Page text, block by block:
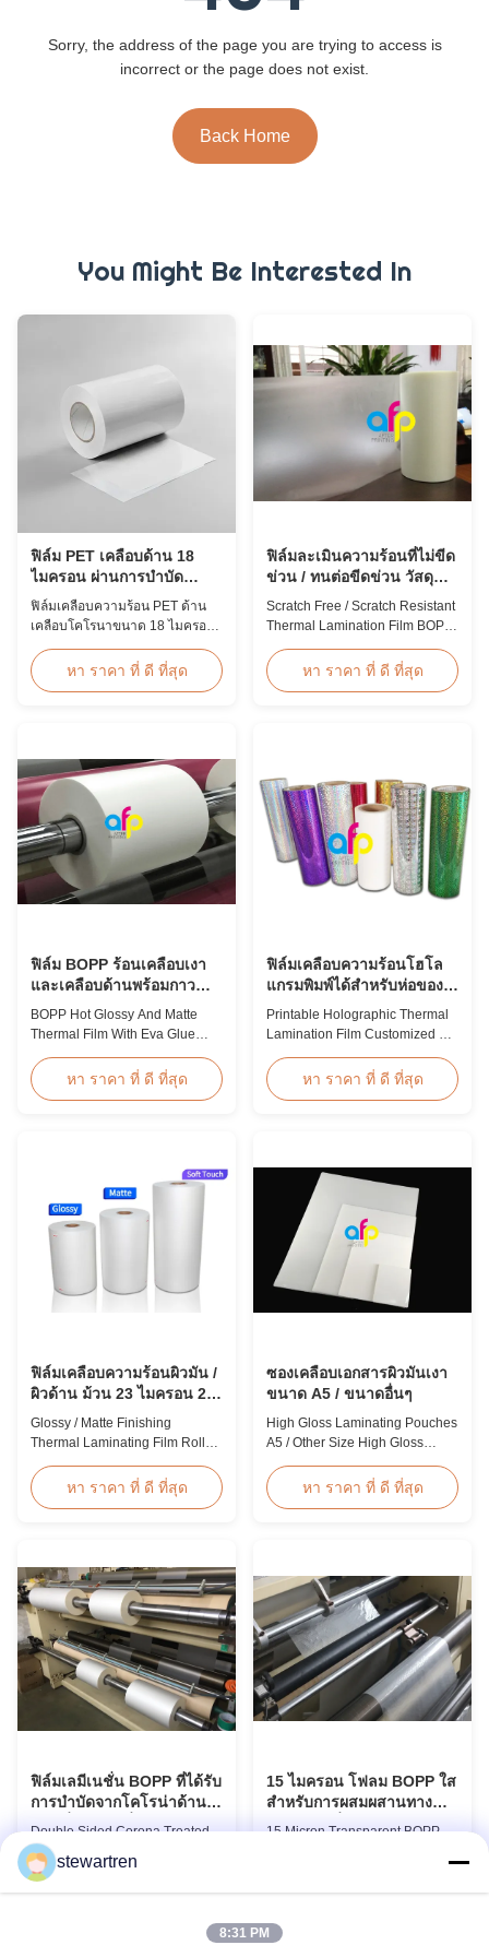
Sorry, the address of the page you are trying to access is
incorrect or the page does not exist.
Back Home
You Might Be Interested In
ฟิล์ม PET เคลือบด้าน 18
ไมครอน ผ่านการบำบัด
โคโรนาสำหรับบัตรประจำ
ตัว
ฟิล์มเคลือบความร้อน PET ด้าน
เคลือบโคโรนาขนาด 18 ไมครอน
MPa ออกแบบมาเป็นพิเศษสำหรับ
บัตรประจำตัว ตราสัญลักษณ์ และ
หา ราคา ที่ ดี ที่สุด
ฟิล์มละเมินความร้อนที่ไม่ขีด
ข่วน / ทนต่อขีดข่วน วัสดุ
BOPP
Scratch Free / Scratch Resistant
Thermal Lamination Film BOPP
scratch thermal lamination film
(also known as scratch free
coating on one ...
หา ราคา ที่ ดี ที่สุด
ฟิล์ม BOPP ร้อนเคลือบเงา
และเคลือบด้านพร้อมกาว
EVA
BOPP Hot Glossy And Matte
Thermal Film With Eva Glue
pollution-free thermal film
featuring high transparency,
characteristics. This product is
primarily ...
หา ราคา ที่ ดี ที่สุด
ฟิล์มเคลือบความร้อนโฮโล
แกรมพิมพ์ได้สำหรับห่อของ
ขวัญ
Printable Holographic Thermal
Lamination Film Customized For
Holographic Thermal
Lamination Film for Gift
broad selection of designs
specifically for gift wrapping
applications. Laser ...
หา ราคา ที่ ดี ที่สุด
ฟิล์มเคลือบความร้อนผิวมัน /
ผิวด้าน ม้วน 23 ไมครอน 25
ไมครอน
Glossy / Matte Finishing
Thermal Laminating Film Roll
Thermal Laminating Film Roll
Thermal Laminating Film Roll is
machines. Available in two
finishings: Glossy (also called
Bright ...
หา ราคา ที่ ดี ที่สุด
ซองเคลือบเอกสารผิวมันเงา
ขนาด A5 / ขนาดอื่นๆ
High Gloss Laminating Pouches
A5 / Other Size High Gloss
Film PET+ EVA, Size
A2/A3/A4/A5/A6/A7/A8/B4/B5
2.4mil | 240gauge 54mm *
86mm | 2.13" * 3.39" Credit Card
100pcs/box 75micron | 3.0mil |
...
หา ราคา ที่ ดี ที่สุด
ฟิล์มเลมีเนชั่น BOPP ที่ได้รับ
การบําบัดจากโคโรน่าด้าน
สองเพื่อเลมีเนชั่นเรียบ
Double Sided Corona Treated
BOPP Lamination Film For
Smooth Lamination Product
Overview Our Thermal
หา ราคา ที่ ดี ที่สุด
15 ไมครอน โฟลม BOPP ใส
สําหรับการผสมผสานทาง
ความร้อนที่ดี
15 Micron Transparent BOPP
This highly transparent Thermal
preserve the original color and
หา ราคา ที่ ดี ที่สุด
stewartren
8:31 PM